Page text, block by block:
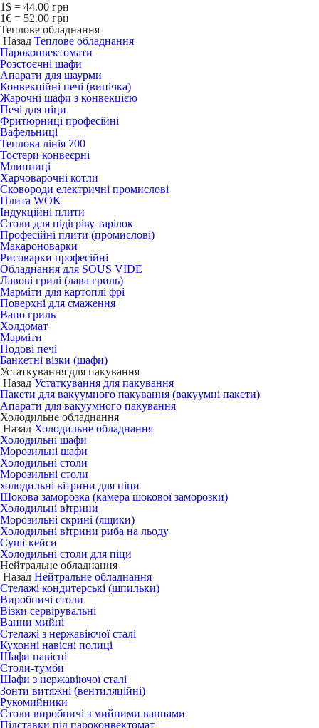
1$ = 44.00 грн
1€ = 52.00 грн
Теплове обладнання
Назад Теплове обладнання
Пароконвектомати
Розстоєчні шафи
Апарати для шаурми
Конвекційні печі (випічка)
Жарочні шафи з конвекцією
Печі для піци
Фритюрниці професійні
Вафельниці
Теплова лінія 700
Тостери конвеєрні
Млинниці
Харчоварочні котли
Сковороди електричні промислові
Плита WOK
Індукційні плити
Столи для підігріву тарілок
Професійні плити (промислові)
Макароноварки
Рисоварки професійні
Обладнання для SOUS VIDE
Лавові грилі (лава гриль)
Марміти для картоплі фрі
Поверхні для смаження
Вапо гриль
Холдомат
Марміти
Подові печі
Банкетні візки (шафи)
Устаткування для пакування
Назад Устаткування для пакування
Пакети для вакуумного пакування (вакуумні пакети)
Апарати для вакуумного пакування
Холодильне обладнання
Назад Холодильне обладнання
Холодильні шафи
Морозильні шафи
Холодильні столи
Морозильні столи
холодильні вітрини для піци
Шокова заморозка (камера шокової заморозки)
Холодильні вітрини
Морозильні скрині (ящики)
Холодильні вітрини риба на льоду
Суші-кейси
Холодильні столи для піци
Нейтральне обладнання
Назад Нейтральне обладнання
Стелажі кондитерські (шпильки)
Виробничі столи
Візки сервірувальні
Ванни мийні
Стелажі з нержавіючої сталі
Кухонні навісні полиці
Шафи навісні
Столи-тумби
Шафи з нержавіючої сталі
Зонти витяжні (вентиляційні)
Рукомийники
Столи виробничі з мийними ваннами
Підставки під пароконвектомат